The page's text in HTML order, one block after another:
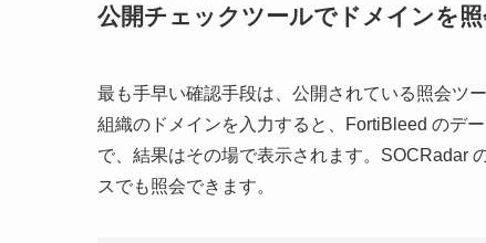
公開チェックツールでドメインを
最も手早い確認手段は、公開されている照会ツ
組織のドメインを入力すると、FortiBleed のデ
で、結果はその場で表示されます。SOCRadar
スでも照会できます。